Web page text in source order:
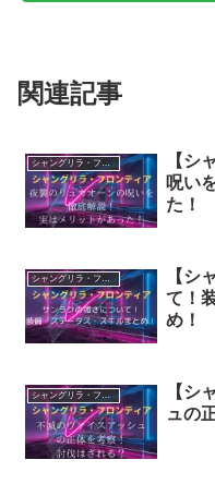
関連記事
シャングリラ・フロンティア〜クソゲーハンター、神ゲーに挑まんとす〜
【シ
呪い
た！
シャングリラ・フロンティア〜クソゲーハンター、神ゲーに挑まんとす〜
【シ
て！
め！
シャングリラ・フロンティア〜クソゲーハンター、神ゲーに挑まんとす〜
【シ
ュの